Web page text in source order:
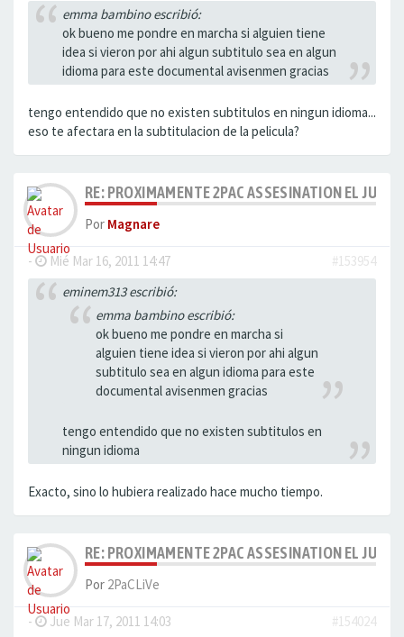
emma bambino escribió:
ok bueno me pondre en marcha si alguien tiene
idea si vieron por ahi algun subtitulo sea en algun
idioma para este documental avisenmen gracias
tengo entendido que no existen subtitulos en ningun idioma...
eso te afectara en la subtitulacion de la pelicula?
RE: PROXIMAMENTE 2PAC ASSESINATION EL
Por Magnare
- Mié Mar 16, 2011 14:47
#153954
eminem313 escribió:
emma bambino escribió:
ok bueno me pondre en marcha si
alguien tiene idea si vieron por ahi algun
subtitulo sea en algun idioma para este
documental avisenmen gracias
tengo entendido que no existen subtitulos en
ningun idioma
Exacto, sino lo hubiera realizado hace mucho tiempo.
RE: PROXIMAMENTE 2PAC ASSESINATION EL
Por 2PaCLiVe
- Jue Mar 17, 2011 14:03 #154024